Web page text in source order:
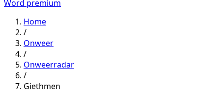
Word premium
Home
/
Onweer
/
Onweerradar
/
Giethmen